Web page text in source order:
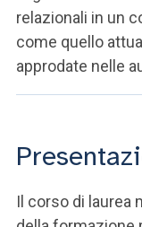
relazionali in un
come quello
approdate nelle
Il corso di laurea